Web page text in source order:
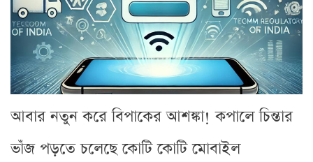
আবার নতুন করে বিপাকের আশঙ্কা! কপালে চিন্তার
ভাঁজ পড়তে চলেছে কোটি কোটি মোবাইল